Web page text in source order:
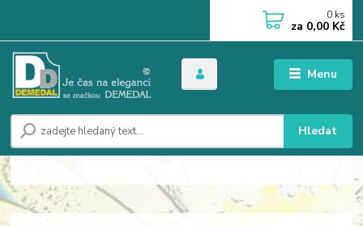
Menu
Hledat
0 ks
za 0,00 Kč